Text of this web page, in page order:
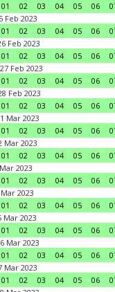
01 02 03 04 05 06
Feb 2023
01 02 03 04 05 06
Feb 2023
01 02 03 04 05 06
Feb 2023
01 02 03 04 05 06
Feb 2023
01 02 03 04 05 06
Mar 2023
01 02 03 04 05 06
Mar 2023
01 02 03 04 05 06
2023
01 02 03 04 05 06
2023
01 02 03 04 05 06
Mar 2023
01 02 03 04 05 06
Mar 2023
01 02 03 04 05 06
Mar 2023
01 02 03 04 05 06